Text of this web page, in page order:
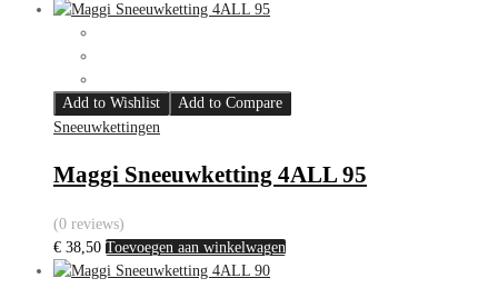
Add to Wishlist
Add to Compare
Sneeuwkettingen
Maggi Sneeuwketting 4ALL 95
(0 reviews)
€ 38,50 Toevoegen aan winkelwagen